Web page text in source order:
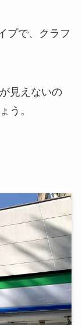
プで、クラフ
見えないの
う。